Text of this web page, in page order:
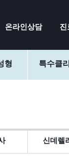
온라인상담 진
형 특수클
신데렐